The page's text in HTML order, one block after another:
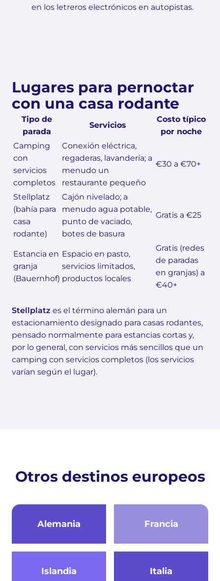
en los letreros electrónicos en autopistas.
Lugares para pernoctar
con una casa rodante
Tipo de
parada
Servicios
Costo típico
por noche
Camping
con
servicios
completos
Conexión eléctrica,
regaderas, lavandería; a
menudo un
restaurante pequeño
€30 a €70+
Stellplatz
(bahía para
casa
rodante)
Cajón nivelado; a
menudo agua potable,
punto de vaciado,
botes de basura
Gratis a €25
Estancia en
granja
(Bauernhof)
Espacio en pasto,
servicios limitados,
productos locales
Gratis (redes
de paradas
en granjas) a
€40+
Stellplatz es el término alemán para un
estacionamiento designado para casas rodantes,
pensado normalmente para estancias cortas y,
por lo general, con servicios más sencillos que un
camping con servicios completos (los servicios
varían según el lugar).
Otros destinos europeos
Alemania Francia
Islandia Italia